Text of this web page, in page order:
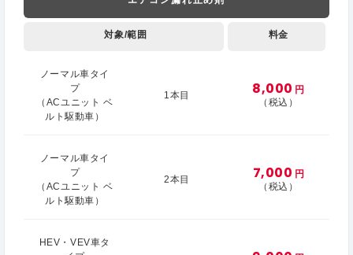
対象/範囲 料金
ノーマル車タイ
プ
（ACユニット ベ
ルト駆動車）
1本目 8,000 円
（税込）
ノーマル車タイ
プ
（ACユニット ベ
ルト駆動車）
2本目 7,000 円
（税込）
HEV・VEV車タ